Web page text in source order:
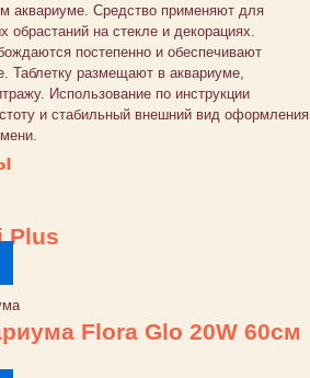
аквариуме. Средство применяют для
обрастаний на стекле и декорациях.
постепенно и обеспечивают
Таблетку размещают в аквариуме,
Использование по инструкции
и стабильный внешний вид оформления
Plus
Flora Glo 20W 60см